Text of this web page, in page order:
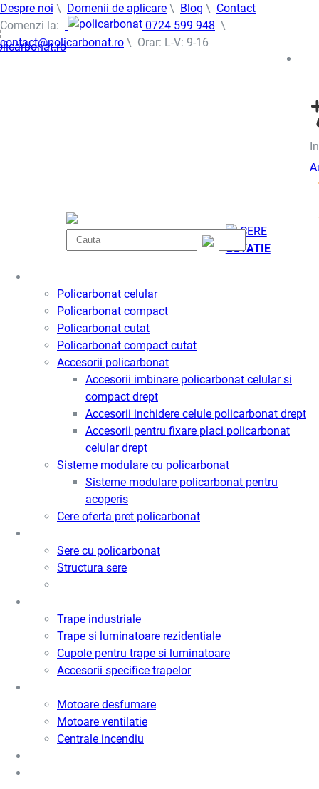
Despre noi \ Domenii de aplicare \ Blog \ Contact
Comenzi la:
0724 599 948 \
contact@policarbonat.ro \ Orar: L-V: 9-16
CERE
COTATIE
Policarbonat celular
Policarbonat compact
Policarbonat cutat
Policarbonat compact cutat
Accesorii policarbonat
Accesorii imbinare policarbonat celular si
compact drept
Accesorii inchidere celule policarbonat drept
Accesorii pentru fixare placi policarbonat
celular drept
Sisteme modulare cu policarbonat
Sisteme modulare policarbonat pentru
acoperis
Cere oferta pret policarbonat
Sere cu policarbonat
Structura sere
Trape industriale
Trape si luminatoare rezidentiale
Cupole pentru trape si luminatoare
Accesorii specifice trapelor
Motoare desfumare
Motoare ventilatie
Centrale incendiu